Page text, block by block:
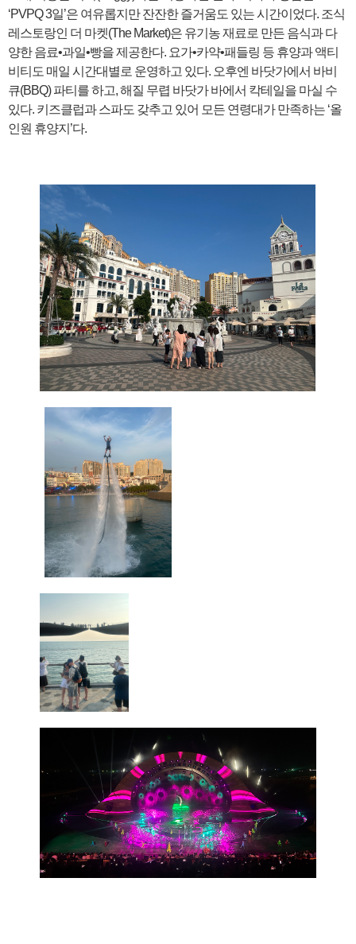
‘PVPQ 3일’은 여유롭지만 잔잔한 즐거움도 있는 시간이었다. 조식
레스토랑인 더 마켓(The Market)은 유기농 재료로 만든 음식과 다
양한 음료•과일•빵을 제공한다. 요가•카약•패들링 등 휴양과 액티
비티도 매일 시간대별로 운영하고 있다. 오후엔 바닷가에서 바비
큐(BBQ) 파티를 하고, 해질 무렵 바닷가 바에서 칵테일을 마실 수
있다. 키즈클럽과 스파도 갖추고 있어 모든 연령대가 만족하는 ‘올
인원 휴양지’다.